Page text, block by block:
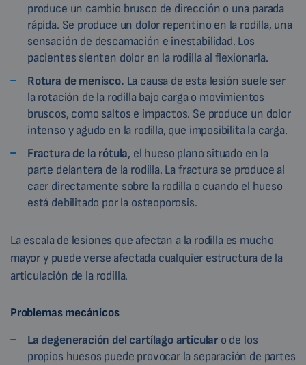
produce un cambio brusco de dirección o una parada
rápida. Se produce un dolor repentino en la rodilla, una
sensación de descamación e inestabilidad. Los
pacientes sienten dolor en la rodilla al flexionarla.
Rotura de menisco. La causa de esta lesión suele ser
la rotación de la rodilla bajo carga o movimientos
bruscos, como saltos e impactos. Se produce un dolor
intenso y agudo en la rodilla, que imposibilita la carga.
Fractura de la rótula, el hueso plano situado en la
parte delantera de la rodilla. La fractura se produce al
caer directamente sobre la rodilla o cuando el hueso
está debilitado por la osteoporosis.
La escala de lesiones que afectan a la rodilla es mucho
mayor y puede verse afectada cualquier estructura de la
articulación de la rodilla.
Problemas mecánicos
La degeneración del cartílago articular o de los
propios huesos puede provocar la separación de partes